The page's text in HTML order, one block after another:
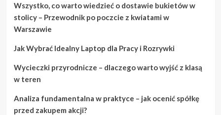
że
będziesz
entuzjastycznie
do
Wszystko, co warto wiedzieć o dostawie bukietów w
stolicy – Przewodnik po poczcie z kwiatami w
Warszawie
Jak Wybrać Idealny Laptop dla Pracy i Rozrywki
Wycieczki przyrodnicze – dlaczego warto wyjść z klasą
w teren
Analiza fundamentalna w praktyce – jak ocenić spółkę
przed zakupem akcji?